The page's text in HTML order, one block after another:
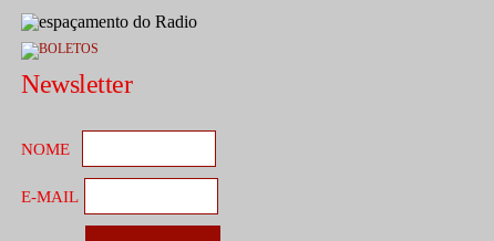
Newsletter
NOME
E-MAIL